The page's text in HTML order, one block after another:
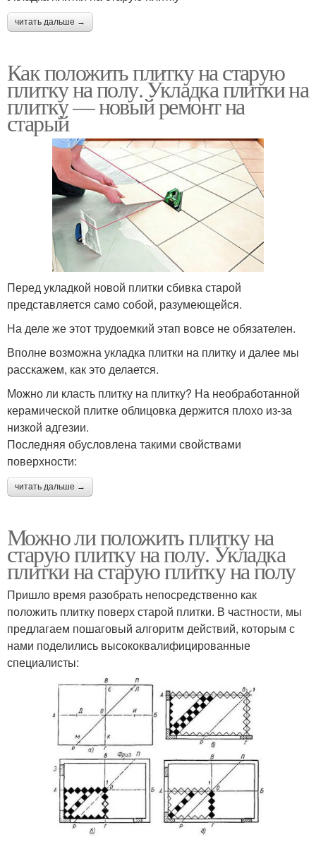
читать дальше →
Как положить плитку на старую
плитку на полу. Укладка плитки на
плитку — новый ремонт на
старый
Перед укладкой новой плитки сбивка старой
представляется само собой, разумеющейся.
На деле же этот трудоемкий этап вовсе не обязателен.
Вполне возможна укладка плитки на плитку и далее мы
расскажем, как это делается.
Можно ли класть плитку на плитку? На необработанной
керамической плитке облицовка держится плохо из-за
низкой адгезии.
Последняя обусловлена такими свойствами
поверхности:
читать дальше →
Можно ли положить плитку на
старую плитку на полу. Укладка
плитки на старую плитку на полу
Пришло время разобрать непосредственно как
положить плитку поверх старой плитки. В частности, мы
предлагаем пошаговый алгоритм действий, которым с
нами поделились высококвалифицированные
специалисты: